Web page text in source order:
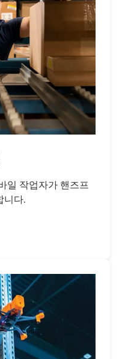
일 작업자가 핸즈프
니다.